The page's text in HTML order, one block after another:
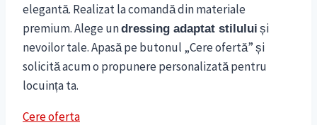
elegantă. Realizat la comandă din materiale
premium. Alege undressing adaptat stilului și
nevoilor tale. Apasă pe butonul „Cere ofertă” și
solicită acum o propunere personalizată pentru
locuința ta.
Cere oferta